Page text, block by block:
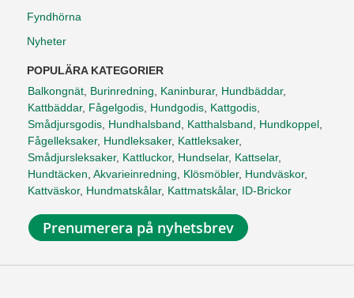
Fyndhörna
Nyheter
POPULÄRA KATEGORIER
Balkongnät, Burinredning, Kaninburar, Hundbäddar,
Kattbäddar, Fågelgodis, Hundgodis, Kattgodis,
Smådjursgodis, Hundhalsband, Katthalsband, Hundkoppel,
Fågelleksaker, Hundleksaker, Kattleksaker,
Smådjursleksaker, Kattluckor, Hundselar, Kattselar,
Hundtäcken, Akvarieinredning, Klösmöbler, Hundväskor,
Kattväskor, Hundmatskålar, Kattmatskålar, ID-Brickor
Prenumerera på nyhetsbrev